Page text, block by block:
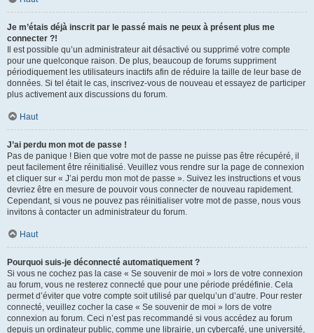
Je m’étais déjà inscrit par le passé mais ne peux à présent plus me
connecter ?!
Il est possible qu’un administrateur ait désactivé ou supprimé votre compte
pour une quelconque raison. De plus, beaucoup de forums suppriment
périodiquement les utilisateurs inactifs afin de réduire la taille de leur base de
données. Si tel était le cas, inscrivez-vous de nouveau et essayez de participer
plus activement aux discussions du forum.
Haut
J’ai perdu mon mot de passe !
Pas de panique ! Bien que votre mot de passe ne puisse pas être récupéré, il
peut facilement être réinitialisé. Veuillez vous rendre sur la page de connexion
et cliquer sur « J’ai perdu mon mot de passe ». Suivez les instructions et vous
devriez être en mesure de pouvoir vous connecter de nouveau rapidement.
Cependant, si vous ne pouvez pas réinitialiser votre mot de passe, nous vous
invitons à contacter un administrateur du forum.
Haut
Pourquoi suis-je déconnecté automatiquement ?
Si vous ne cochez pas la case « Se souvenir de moi » lors de votre connexion
au forum, vous ne resterez connecté que pour une période prédéfinie. Cela
permet d’éviter que votre compte soit utilisé par quelqu’un d’autre. Pour rester
connecté, veuillez cocher la case « Se souvenir de moi » lors de votre
connexion au forum. Ceci n’est pas recommandé si vous accédez au forum
depuis un ordinateur public, comme une librairie, un cybercafé, une université,